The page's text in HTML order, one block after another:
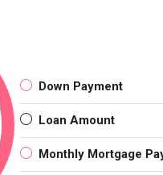
Down Payment
Loan Amount
Monthly Mortgage